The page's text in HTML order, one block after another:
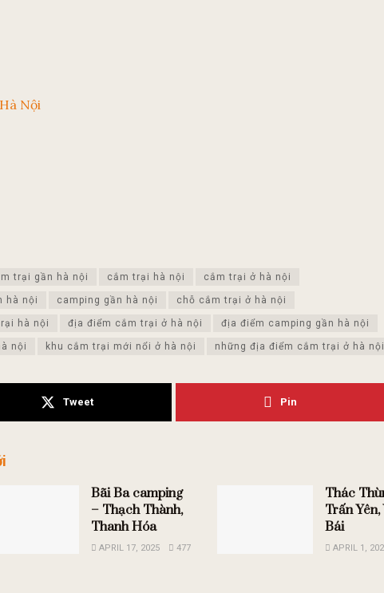
Nội
trại gần hà nội cắm trại hà nội cắm trại ở hà nội
hà nội camping gần hà nội chỗ cắm trại ở hà nội
hà nội địa điểm cắm trại ở hà nội địa điểm camping gần hà nội
nội khu cắm trại mới nổi ở hà nội những địa điểm cắm trại ở hà nội
Tweet Pin
Bãi Ba camping
– Thạch Thành,
Thanh Hóa
APRIL 17, 2025 477
Thác
Trấn Yên,
Bái
APRIL 1,